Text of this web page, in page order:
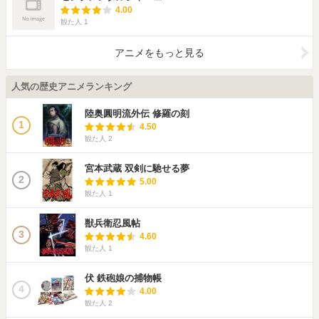
4.00
観た人 1
アニメをもっと見る
人気の歴史アニメランキング
1
陸奥圓明流外伝 修羅の刻
4.50
観た人 2
2
宮本武蔵 双剣に馳せる夢
5.00
観た人 1
3
獣兵衛忍風帖
4.60
観た人 1
4
伏 鉄砲娘の捕物帳
4.00
観た人 2